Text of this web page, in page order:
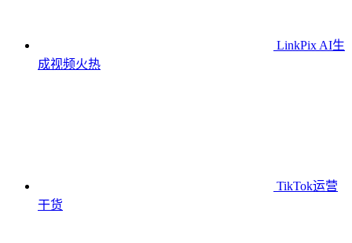
LinkPix AI生
成视频火热
TikTok运营
干货